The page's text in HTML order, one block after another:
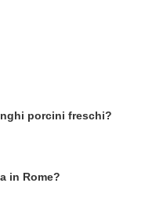
porcini freschi?
in Rome?